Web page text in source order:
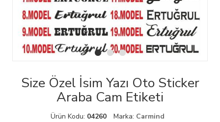
Size Özel İsim Yazı Oto Sticker
Araba Cam Etiketi
Ürün Kodu: 04260 Marka: Carmind